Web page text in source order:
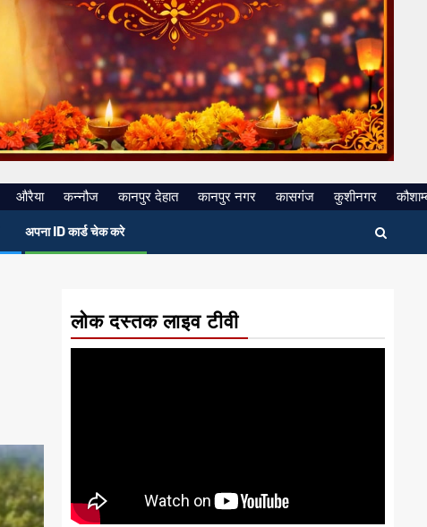
औरैया कन्नौज कानपुर देहात कानपुर नगर कासगंज कुशीनगर
अपना ID कार्ड चेक करे
लोक दस्तक लाइव टीवी